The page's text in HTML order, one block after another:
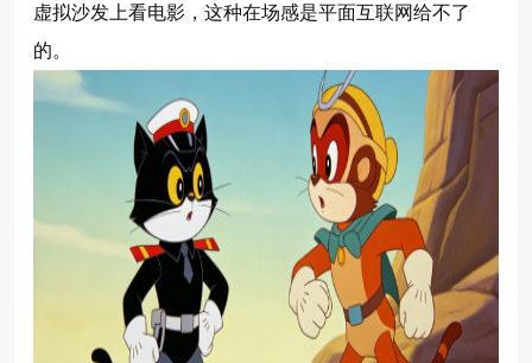
虚拟沙发上看电影，这种在场感是平面互联网给不了
的。